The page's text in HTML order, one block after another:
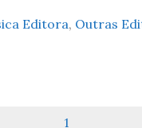
Editora, Outras